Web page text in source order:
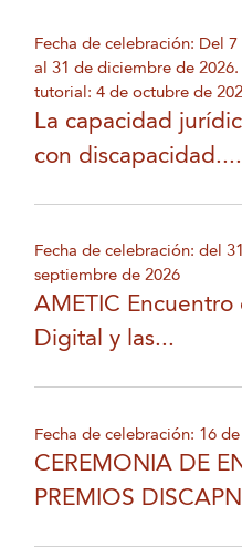
Fecha de celebración: Del
al 31 de diciembre de
tutorial: 4 de octubre de
La capacidad
con discapacidad....
Fecha de celebración: del
septiembre de 2026
AMETIC Encuentro
Digital y las...
Fecha de celebración: 16
CEREMONIA DE
PREMIOS